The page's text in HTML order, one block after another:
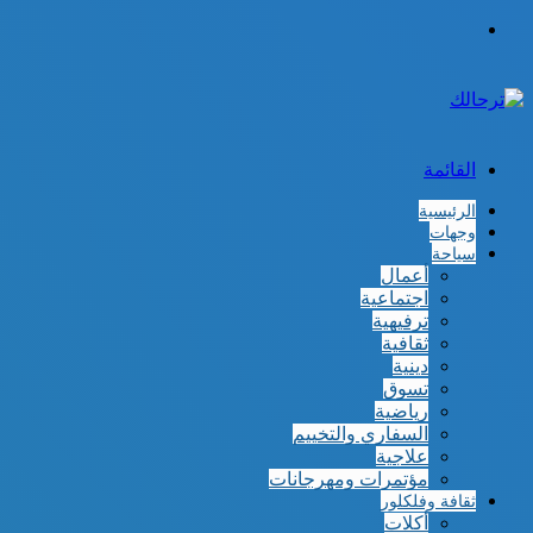
القائمة
الرئيسية
وجهات
سياحة
أعمال
اجتماعية
ترفيهية
ثقافية
دينية
تسوق
رياضية
السفاري والتخييم
علاجية
مؤتمرات ومهرجانات
ثقافة وفلكلور
أكلات